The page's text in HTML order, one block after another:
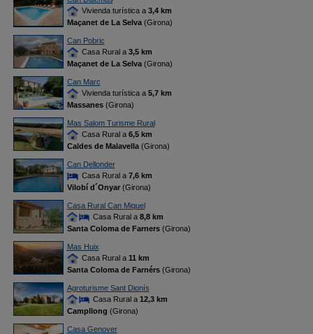
Vivienda turística a 3,4 km
Maçanet de La Selva(Girona)
Can Pobric
Casa Rural a 3,5 km
Maçanet de La Selva(Girona)
Can Marc
Vivienda turística a 5,7 km
Massanes(Girona)
Mas Salom Turisme Rural
Casa Rural a 6,5 km
Caldes de Malavella(Girona)
Can Dellonder
Casa Rural a 7,6 km
Vilobí d´Onyar(Girona)
Casa Rural Can Miquel
Casa Rural a 8,8 km
Santa Coloma de Farners(Girona)
Mas Huix
Casa Rural a 11 km
Santa Coloma de Farnérs(Girona)
Agroturisme Sant Dionís
Casa Rural a 12,3 km
Campllong (Girona)
Casa Genover